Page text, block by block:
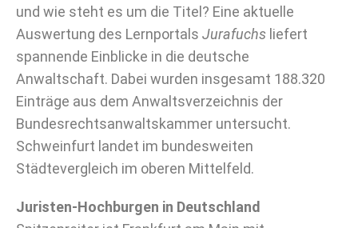
und wie steht es um die Titel? Eine aktuelle
Auswertung des Lernportals Jurafuchs liefert
spannende Einblicke in die deutsche
Anwaltschaft. Dabei wurden insgesamt 188.320
Einträge aus dem Anwaltsverzeichnis der
Bundesrechtsanwaltskammer untersucht.
Schweinfurt landet im bundesweiten
Städtevergleich im oberen Mittelfeld.
Juristen-Hochburgen in Deutschland